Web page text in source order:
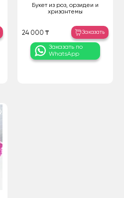
Букет из роз, орзидеи и
хризантемы
24 000 ₸ Заказать
Заказать по
WhatsApp